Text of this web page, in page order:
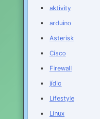
aktivity
arduino
Asterisk
Cisco
Firewall
jídlo
Lifestyle
Linux